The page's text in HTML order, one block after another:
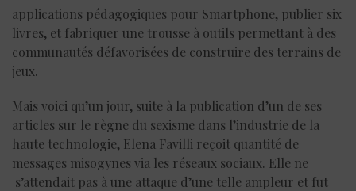
applications pédagogiques pour Smartphone, publier six
livres, et fabriquer une trousse à outils permettant à des
communautés défavorisées de construire des terrains de
jeux.
Mais voici qu’un jour, suite à la publication d’un de ses
articles sur le règne du sexisme dans l’industrie de la
haute technologie, Elena Favilli reçoit quantité de
messages misogynes via les réseaux sociaux. Elle ne
s’attendait pas à une attaque d’une telle ampleur et fut